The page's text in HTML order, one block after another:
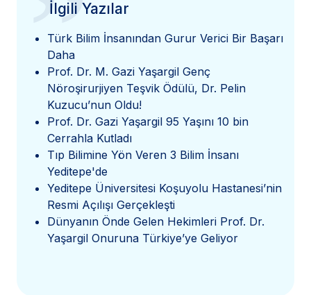
”
İlgili Yazılar
Türk Bilim İnsanından Gurur Verici Bir Başarı
Daha
Prof. Dr. M. Gazi Yaşargil Genç
Nöroşirurjiyen Teşvik Ödülü, Dr. Pelin
Kuzucu’nun Oldu!
Prof. Dr. Gazi Yaşargil 95 Yaşını 10 bin
Cerrahla Kutladı
Tıp Bilimine Yön Veren 3 Bilim İnsanı
Yeditepe'de
Yeditepe Üniversitesi Koşuyolu Hastanesi’nin
Resmi Açılışı Gerçekleşti
Dünyanın Önde Gelen Hekimleri Prof. Dr.
Yaşargil Onuruna Türkiye’ye Geliyor